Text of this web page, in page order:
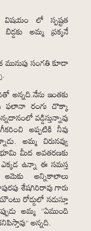
విషయం లో స్పష్టత
అమ్మ ప్రక్కనే
సంగతి కూడా
అన్నది.నేను ఇంతకు
ఫలానా రంగు చొక్కా
వడ్డిస్తున్నావు
అప్పటికి నీవు
అమ్మ చిరునవ్వు
మీద అవతరణకు
ఉన్నా ఈ సమస్త
అన్నికాలాలు
శేషగిరిరావు గారు
రోడ్డులో నడుస్తూ
అమ్మ “ఏముంది
అన్నది.